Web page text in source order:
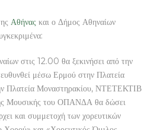
Αθήνας και ο Δήμος Αθηναίων
στις 12.00 θα ξεκινήσει από την
μέσω Ερμού στην Πλατεία
Πλατεία Μοναστηρακίου, ΝΤΕΤΕΚΤΙΒ
Μουσικής του ΟΠΑΝΔΑ θα δώσει
και συμμετοχή των χορευτικών